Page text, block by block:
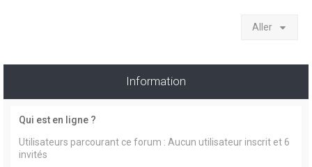
Aller
Information
Qui est en ligne ?
Utilisateurs parcourant ce forum : Aucun utilisateur inscrit et 6
invités